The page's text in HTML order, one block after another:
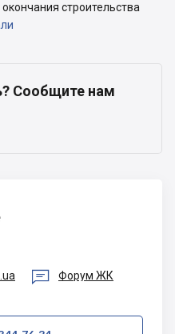
строительства
Сообщите нам
 Форум ЖК